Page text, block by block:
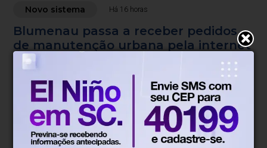
Novo sistema Há 16 horas
Blumenau passa a receber pedidos
de manutenção urbana pela internet
Novo sistema permite registrar pedidos de tapa-buracos,
iluminação pública, roçadas e limpeza urbana
diretamente pelo portal da Prefeitura.